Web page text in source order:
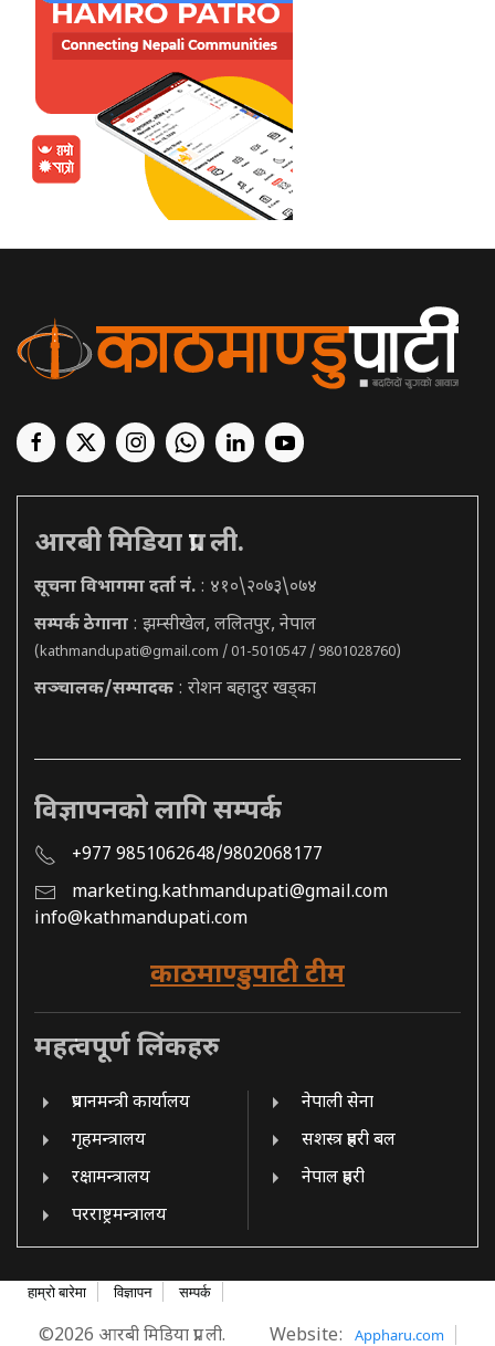
आरबी मिडिया प्रा. ली.
सूचना विभागमा दर्ता नं. : ४१०\२०७३\०७४
सम्पर्क ठेगाना : झम्सीखेल, ललितपुर, नेपाल
(kathmandupati@gmail.com / 01-5010547 / 9801028760)
सञ्चालक/सम्पादक : रोशन बहादुर खड्का
विज्ञापनको लागि सम्पर्क
+977 9851062648/9802068177
marketing.kathmandupati@gmail.com
info@kathmandupati.com
काठमाण्डुपाटी टीम
महत्वपूर्ण लिंकहरु
प्रधानमन्त्री कार्यालय
गृहमन्त्रालय
रक्षामन्त्रालय
परराष्ट्रमन्त्रालय
नेपाली सेना
सशस्त्र प्रहरी बल
नेपाल प्रहरी
हाम्रो बारेमा विज्ञापन सम्पर्क
©2026 आरबी मिडिया प्रा. ली. Website: Appharu.com